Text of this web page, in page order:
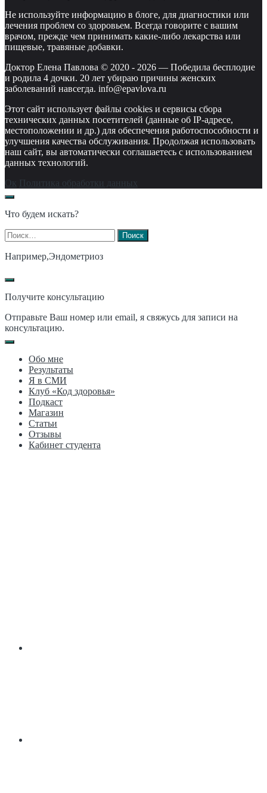
Не используйте информацию в блоге, для диагностики или
лечения проблем со здоровьем. Всегда говорите с вашим
врачом, прежде чем принимать какие-либо лекарства или
пищевые, травяные добавки.
Доктор Елена Павлова © 2020 - 2026 — Победила бесплодие
и родила 4 дочки. 20 лет убираю причины женских
заболеваний навсегда. info@epavlova.ru
Этот сайт использует файлы cookies и сервисы сбора
технических данных посетителей (данные об IP-адресе,
местоположении и др.) для обеспечения работоспособности и
улучшения качества обслуживания. Продолжая использовать
наш сайт, вы автоматически соглашаетесь с использованием
данных технологий.
Ок Политика обработки данных
Что будем искать?
Найти:
Например,Эндометриоз
Получите консультацию
Отправьте Ваш номер или email, я свяжусь для записи на
консультацию.
Обо мне
Результаты
Я в СМИ
Клуб «Код здоровья»
Подкаст
Магазин
Статьи
Отзывы
Кабинет студента